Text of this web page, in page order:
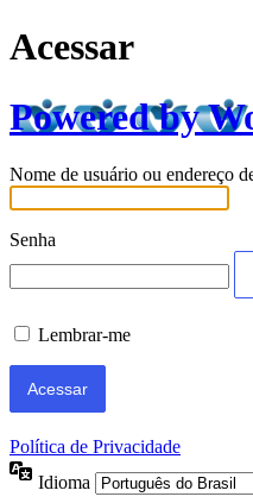
Acessar
Powered by
Nome de usuário ou endereço
Senha
Lembrar-me
Política de Privacidade
Idioma